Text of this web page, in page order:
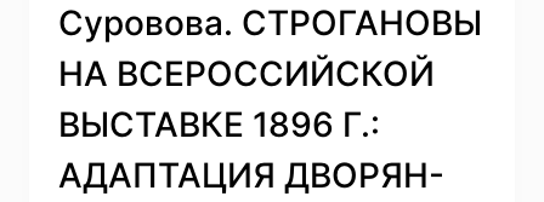
НАЦИОНАЛЬНОГО
ПОЛИТИЧЕСКОМУ
Суровова. СТРОГАНОВЫ
НА ВСЕРОССИЙСКОЙ
ВЫСТАВКЕ 1896 Г.:
АДАПТАЦИЯ ДВОРЯН-